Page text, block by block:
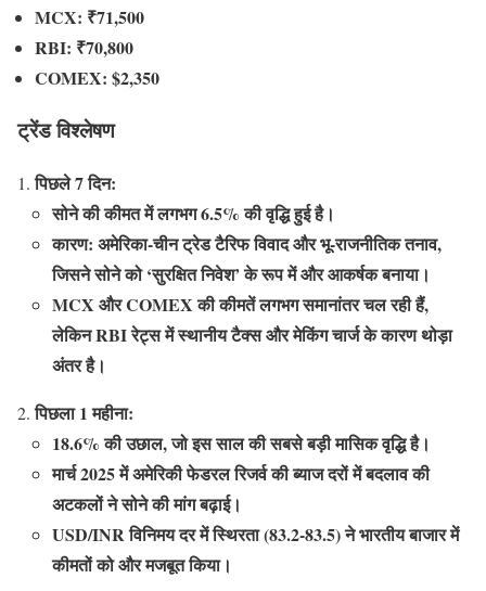
MCX: ₹71,500
RBI: ₹70,800
COMEX: $2,350
ट्रेंड विश्लेषण
पिछले 7 दिन:
सोने की कीमत में लगभग 6.5% की वृद्धि हुई है।
कारण: अमेरिका-चीन ट्रेड टैरिफ विवाद और भू-राजनीतिक तनाव,
जिसने सोने को ‘सुरक्षित निवेश’ के रूप में और आकर्षक बनाया।
MCX और COMEX की कीमतें लगभग समानांतर चल रही हैं,
लेकिन RBI रेट्स में स्थानीय टैक्स और मेकिंग चार्ज के कारण थोड़ा
अंतर है।
पिछला 1 महीना:
18.6% की उछाल, जो इस साल की सबसे बड़ी मासिक वृद्धि है।
मार्च 2025 में अमेरिकी फेडरल रिजर्व की ब्याज दरों में बदलाव की
अटकलों ने सोने की मांग बढ़ाई।
USD/INR विनिमय दर में स्थिरता (83.2-83.5) ने भारतीय बाजार में
कीमतों को और मजबूत किया।